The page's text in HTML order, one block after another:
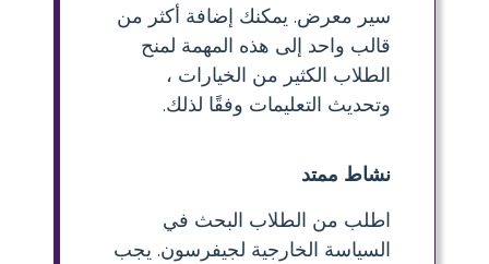
سير معرض. يمكنك إضافة أكثر من
قالب واحد إلى هذه المهمة لمنح
الطلاب الكثير من الخيارات ،
وتحديث التعليمات وفقًا لذلك.
نشاط ممتد
اطلب من الطلاب البحث في
السياسة الخارجية لجيفرسون. يجب